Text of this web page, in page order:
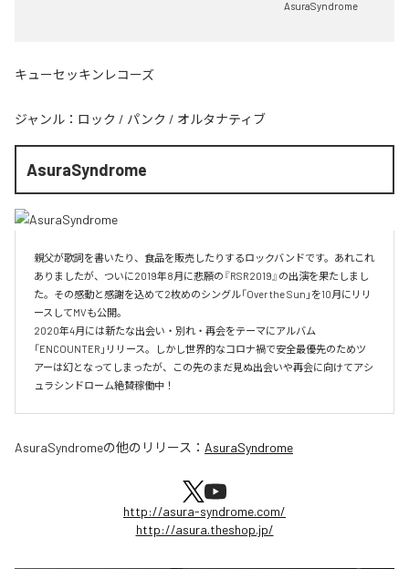
AsuraSyndrome
キューセッキンレコーズ
ジャンル： ロック / パンク / オルタナティブ
AsuraSyndrome
親父が歌詞を書いたり、食品を販売したりするロックバンドです。あれこれ
ありましたが、ついに2019年8月に悲願の『RSR2019』の出演を果たしまし
た。その感動と感謝を込めて2枚めのシングル「Over the Sun」を10月にリリ
ースしてMVも公開。
2020年4月には新たな出会い・別れ・再会をテーマにアルバム
「ENCOUNTER」リリース。しかし世界的なコロナ禍で安全最優先のためツ
アーは幻となってしまったが、この先のまだ見ぬ出会いや再会に向けてアシ
ュラシンドローム絶賛稼働中！
AsuraSyndromeの他のリリース： AsuraSyndrome
http://asura-syndrome.com/
http://asura.theshop.jp/